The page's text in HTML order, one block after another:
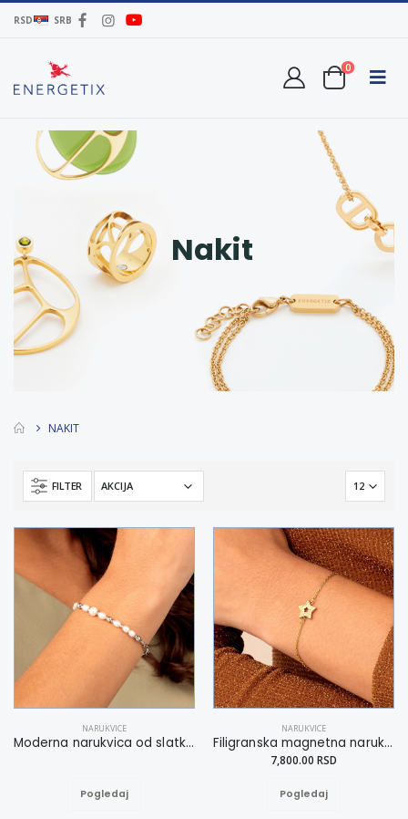
RSD SRB
0
Nakit
NAKIT
FILTER
NARUKVICE
Moderna narukvica od slatkovodnih bisera S-L
Pogledaj
NARUKVICE
Filigranska magnetna narukvica sa svetlucavom zvezdom S-L
7,800.00 RSD
Pogledaj